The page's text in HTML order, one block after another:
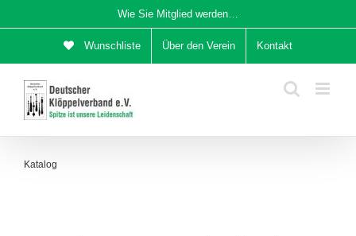
Inhalt
Wie Sie Mitglied werden…
Wunschliste Über den Verein Kontakt
Katalog